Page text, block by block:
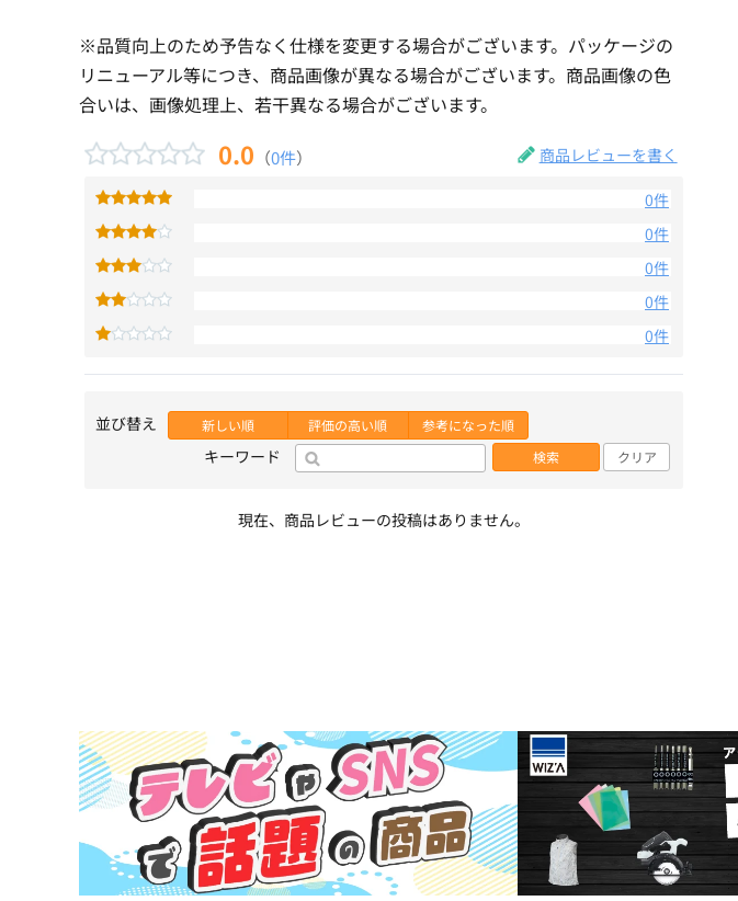
※品質向上のため予告なく仕様を変更する場合がございます。パッケージの
リニューアル等につき、商品画像が異なる場合がございます。商品画像の色
合いは、画像処理上、若干異なる場合がございます。
0.0 （0件） 商品レビューを書く
0件
0件
0件
0件
0件
並び替え 新しい順 評価の高い順 参考になった順
キーワード 検索 クリア
現在、商品レビューの投稿はありません。